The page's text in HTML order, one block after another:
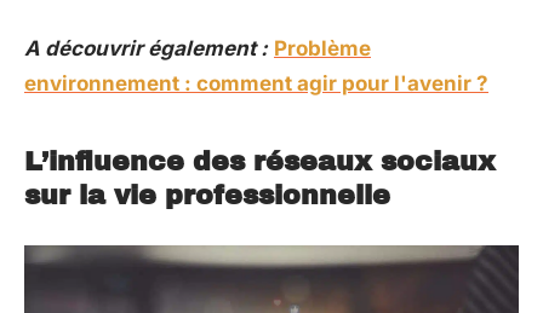
A découvrir également : Problème
environnement : comment agir pour l'avenir ?
L’influence des réseaux sociaux
sur la vie professionnelle